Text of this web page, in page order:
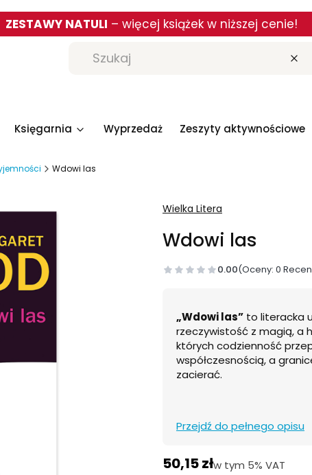
ZESTAWY NATULI – więcej książek w niższej cenie!
Księgarnia Wyprzedaż Zeszyty aktywnościowe
Wdowi las
Wielka Litera
Wdowi las
0.00(Oceny: 0
„Wdowi las” to literacka
rzeczywistość z magią, a
których codzienność
współczesnością, a
zacierać.
Przejdź do pełnego opisu
50,15 złw tym 5% VAT
w tym 5% VAT